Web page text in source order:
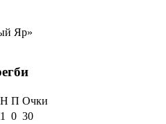
Яр»
Н П Очки
1 0 30